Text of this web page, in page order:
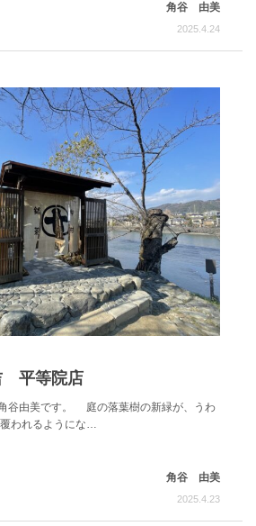
角谷 由美
2025.4.24
平等院店
谷由美です。 庭の落葉樹の新緑が、うわ
われるようにな…
角谷 由美
2025.4.23